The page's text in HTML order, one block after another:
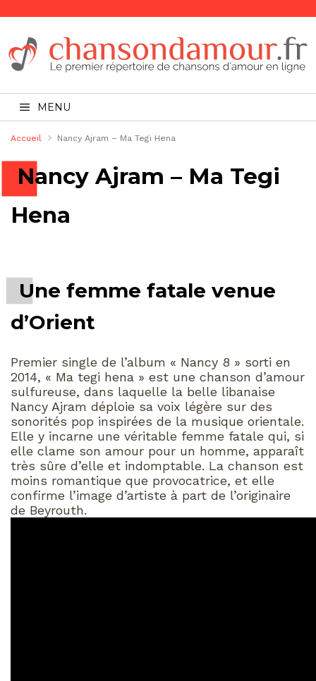
MENU
Accueil Nancy Ajram – Ma Tegi Hena
Nancy Ajram – Ma Tegi
Hena
Une femme fatale venue
d’Orient
Premier single de l’album « Nancy 8 » sorti en
2014, « Ma tegi hena » est une chanson d’amour
sulfureuse, dans laquelle la belle libanaise
Nancy Ajram déploie sa voix légère sur des
sonorités pop inspirées de la musique orientale.
Elle y incarne une véritable femme fatale qui, si
elle clame son amour pour un homme, apparaît
très sûre d’elle et indomptable. La chanson est
moins romantique que provocatrice, et elle
confirme l’image d’artiste à part de l’originaire
de Beyrouth.